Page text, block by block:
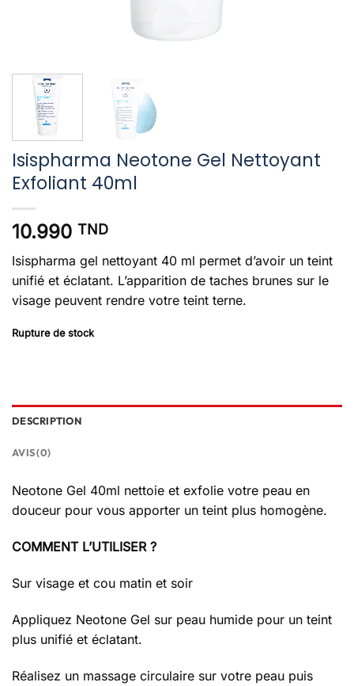
Isispharma Neotone Gel Nettoyant
Exfoliant 40ml
10.990 TND
Isispharma gel nettoyant 40 ml permet d’avoir un teint
unifié et éclatant. L’apparition de taches brunes sur le
visage peuvent rendre votre teint terne.
Rupture de stock
DESCRIPTION
AVIS (0)
Neotone Gel 40ml nettoie et exfolie votre peau en
douceur pour vous apporter un teint plus homogène.
COMMENT L’UTILISER ?
Sur visage et cou matin et soir
Appliquez Neotone Gel sur peau humide pour un teint
plus unifié et éclatant.
Réalisez un massage circulaire sur votre peau puis